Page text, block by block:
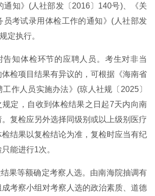
通知》(人社部发〔2016〕140号)、《关
员考试录用体检工作的通知》(人社部发
定执行。
告知体检环节的应聘人员。考生对非当
体检项目结果有异议的，可根据《海南省
作人员实施办法》(琼人社规〔2025〕
规定，自收到体检结果之日起7天内向南
复检应另外选择同级别或以上级别医疗
结果以复检结论为准，复检时应当有纪
能进行1次。
果等额确定考察人选。由南海院抽调有
考察小组对考察人选的政治素质、道德